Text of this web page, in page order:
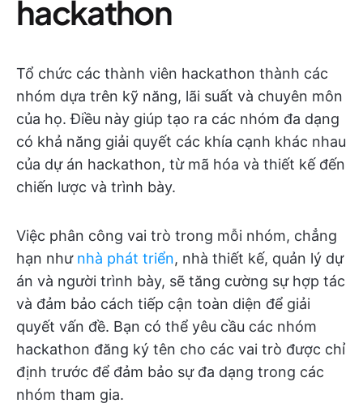
hackathon
Tổ chức các thành viên hackathon thành các
nhóm dựa trên kỹ năng, lãi suất và chuyên môn
của họ. Điều này giúp tạo ra các nhóm đa dạng
có khả năng giải quyết các khía cạnh khác nhau
của dự án hackathon, từ mã hóa và thiết kế đến
chiến lược và trình bày.
Việc phân công vai trò trong mỗi nhóm, chẳng
hạn như nhà phát triển, nhà thiết kế, quản lý dự
án và người trình bày, sẽ tăng cường sự hợp tác
và đảm bảo cách tiếp cận toàn diện để giải
quyết vấn đề. Bạn có thể yêu cầu các nhóm
hackathon đăng ký tên cho các vai trò được chỉ
định trước để đảm bảo sự đa dạng trong các
nhóm tham gia.